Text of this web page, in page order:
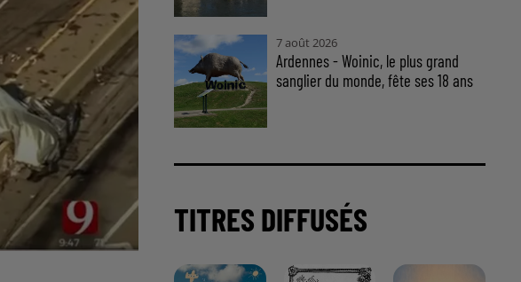
7 août 2026
Ardennes - Woinic, le plus grand
sanglier du monde, fête ses 18 ans
TITRES DIFFUSÉS